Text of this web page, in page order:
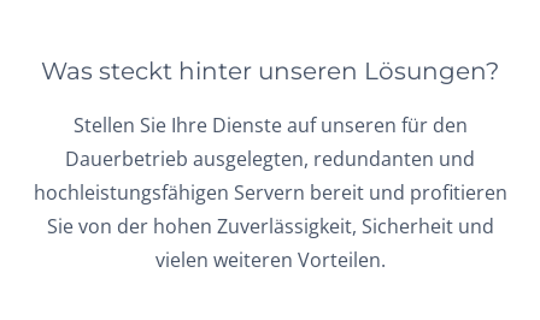
Was steckt hinter unseren Lösungen?
Stellen Sie Ihre Dienste auf unseren für den
Dauerbetrieb ausgelegten, redundanten und
hochleistungsfähigen Servern bereit und profitieren
Sie von der hohen Zuverlässigkeit, Sicherheit und
vielen weiteren Vorteilen.